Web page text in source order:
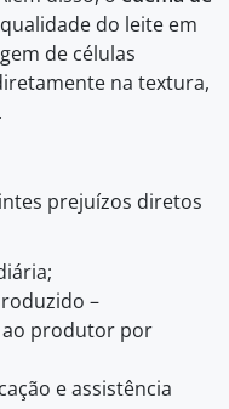
do leite em
de células
na textura,
prejuízos diretos
–
ao produtor por
e assistência